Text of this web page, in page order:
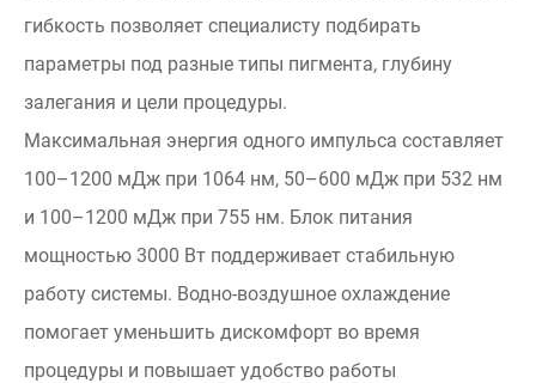
гибкость позволяет специалисту подбирать
параметры под разные типы пигмента, глубину
залегания и цели процедуры.
Максимальная энергия одного импульса составляет
100–1200 мДж при 1064 нм, 50–600 мДж при 532 нм
и 100–1200 мДж при 755 нм. Блок питания
мощностью 3000 Вт поддерживает стабильную
работу системы. Водно-воздушное охлаждение
помогает уменьшить дискомфорт во время
процедуры и повышает удобство работы